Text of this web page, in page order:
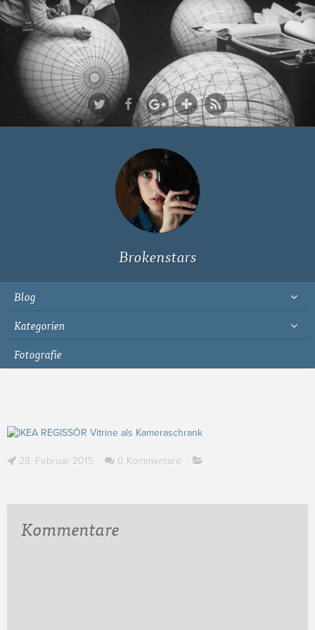
Ich bin Fyn,
23, und
wohne in
Köln
Brokenstars
Blog
Kategorien
Fotografie
28. Februar 2015 0 Kommentare
Kommentare